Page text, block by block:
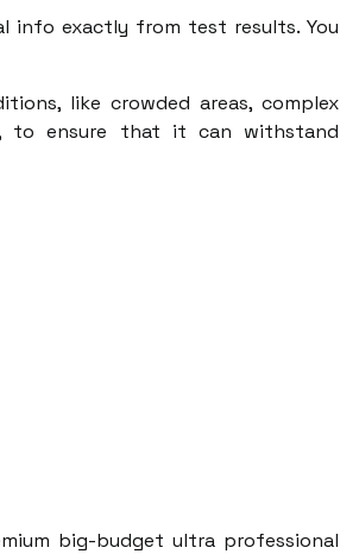
info exactly from test results. You
like crowded areas, complex
to ensure that it can withstand
big-budget ultra professional